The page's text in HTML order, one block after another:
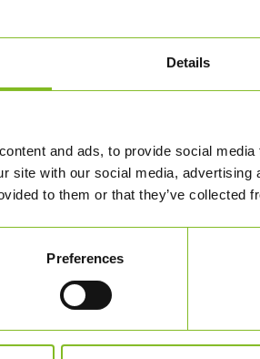
Details
and ads, to provide social
site with our social media,
to them or that they’ve collected
Preferences
KLS PurePrint håber vi på, at redekasserne
af ynglende fugle.
Holme også et indsatsområde med både
vil blive opsat på nogle få udvalgte